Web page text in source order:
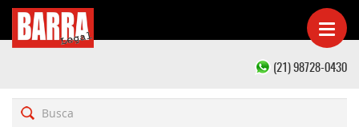
(21) 98728-0430